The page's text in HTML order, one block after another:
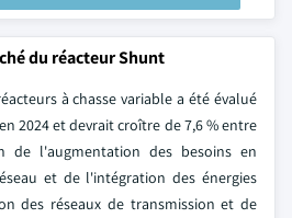
du réacteur Shunt
à chasse variable a été évalué
2024 et devrait croître de 7,6 % entre
de l'augmentation des besoins en
et de l'intégration des énergies
des réseaux de transmission et de